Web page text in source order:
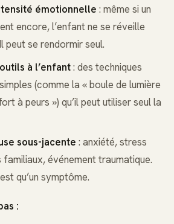
émotionnelle : même si un
encore, l’enfant ne se réveille
peut se rendormir seul.
à l’enfant: des techniques
(comme la « boule de lumière
à peurs ») qu’il peut utiliser seul la
sous-jacente : anxiété, stress
événement traumatique.
qu’un symptôme.
: